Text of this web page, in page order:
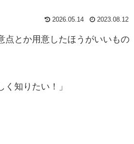
2026.05.14 2023.08.12
点とか用意したほうがいいもの
知りたい！」